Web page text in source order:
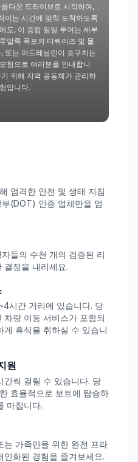
다운 드라이브로 시작하여,
이는 시간에 맞춰 도착하도록
도, 이 종합 일일 투어는 세부
말록 폭포의 터쿼이즈 빛 물
또는 아드레날린이 솟구치는
험으로 여러분을 안내합니
위해 지역 공동체가 관리하
입니다.
엄격한 안전 및 생태 지침
(DOT) 인증 업체만을 엄
들의 수천 개의 검증된 리
결정을 내리세요.
시간 거리에 있습니다. 당
량 이동 서비스가 포함되
게 휴식을 취하실 수 있습니
원
간씩 걸릴 수 있습니다. 당
효율적으로 보트에 탑승하
마칩니다.
는 가족만을 위한 완전 프라
인화된 경험을 즐겨보세요.